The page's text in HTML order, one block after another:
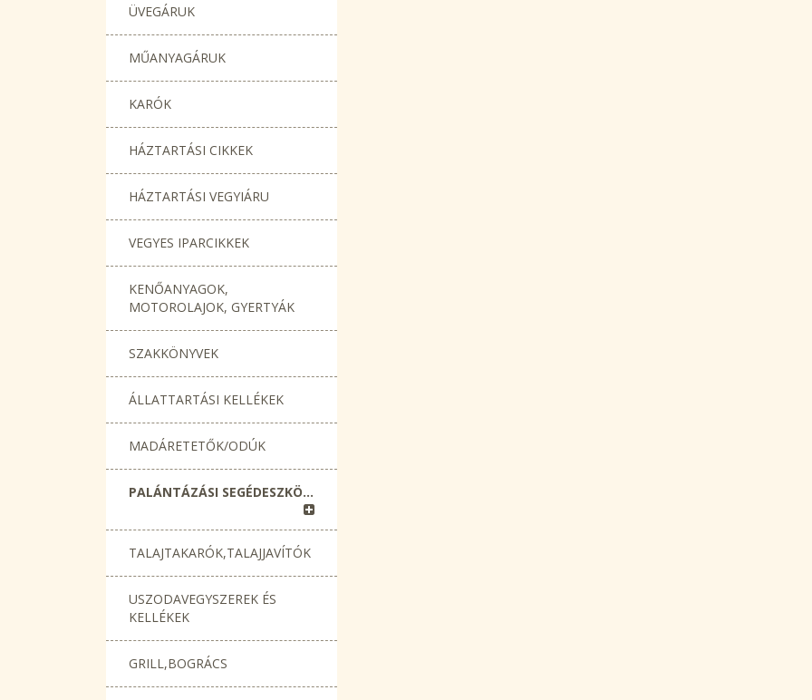
ÜVEGÁRUK
MŰANYAGÁRUK
KARÓK
HÁZTARTÁSI CIKKEK
HÁZTARTÁSI VEGYIÁRU
VEGYES IPARCIKKEK
KENŐANYAGOK,
MOTOROLAJOK, GYERTYÁK
SZAKKÖNYVEK
ÁLLATTARTÁSI KELLÉKEK
MADÁRETETŐK/ODÚK
PALÁNTÁZÁSI SEGÉDESZKÖZÖK
TALAJTAKARÓK,TALAJJAVÍTÓK
USZODAVEGYSZEREK ÉS
KELLÉKEK
GRILL,BOGRÁCS